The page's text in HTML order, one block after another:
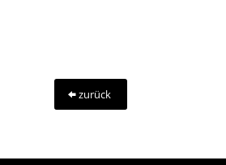
zurück